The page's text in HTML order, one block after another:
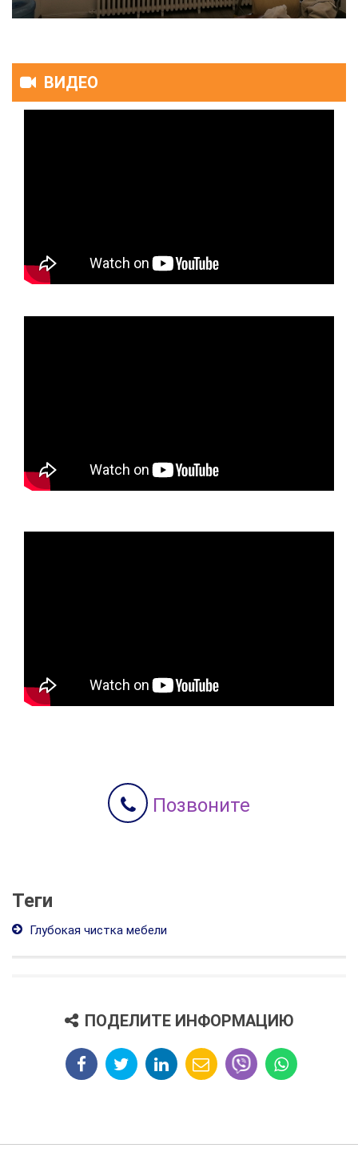
ВИДЕО
Позвоните
Теги
Глубокая чистка мебели
ПОДЕЛИТЕ ИНФОРМАЦИЮ